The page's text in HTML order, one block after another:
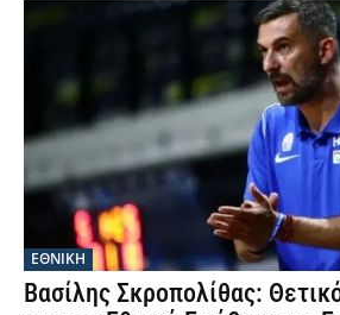
ΕΘΝΙΚΉ
Βασίλης Σκροπολίθας: